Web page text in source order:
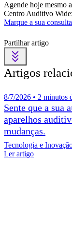
Agende hoje mesmo
Centro Auditivo
Marque a sua
Partilhar artigo
Artigos
8/7/2026 • 2 minutos
Sente que a sua
aparelhos
mudanças.
Tecnologia e
Ler artigo